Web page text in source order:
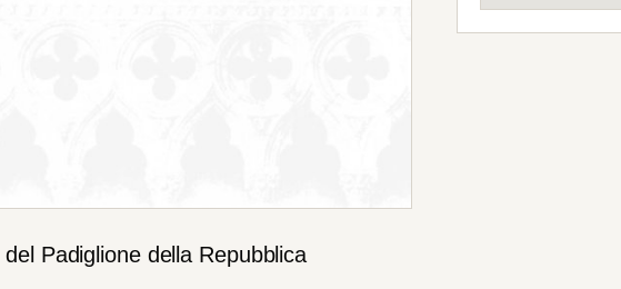
del Padiglione della Repubblica